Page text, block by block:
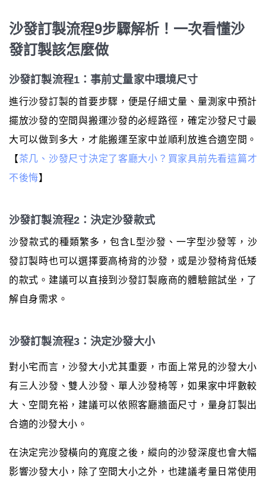
沙發訂製流程9步驟解析！一次看懂沙
發訂製該怎麼做
沙發訂製流程1：事前丈量家中環境尺寸
進行沙發訂製的首要步驟，便是仔細丈量、量測家中預計
擺放沙發的空間與搬運沙發的必經路徑，確定沙發尺寸最
大可以做到多大，才能搬運至家中並順利放進合適空間。
【茶几、沙發尺寸決定了客廳大小？買家具前先看這篇才
不後悔】
沙發訂製流程2：決定沙發款式
沙發款式的種類繁多，包含L型沙發、一字型沙發等，沙
發訂製時也可以選擇要高椅背的沙發，或是沙發椅背低矮
的款式。建議可以直接到沙發訂製廠商的體驗館試坐，了
解自身需求。
沙發訂製流程3：決定沙發大小
對小宅而言，沙發大小尤其重要，市面上常見的沙發大小
有三人沙發、雙人沙發、單人沙發椅等，如果家中坪數較
大、空間充裕，建議可以依照客廳牆面尺寸，量身訂製出
合適的沙發大小。
在決定完沙發橫向的寬度之後，縱向的沙發深度也會大幅
影響沙發大小，除了空間大小之外，也建議考量日常使用